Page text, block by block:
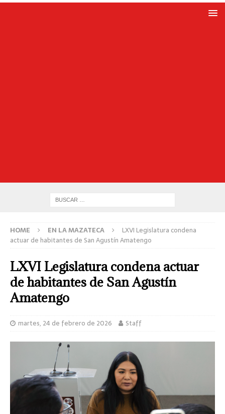
HOME EN LA MAZATECA
LXVI Legislatura condena
actuar de habitantes de San Agustín Amatengo
LXVI Legislatura condena actuar
de habitantes de San Agustín
Amatengo
martes, 24 de febrero de 2026 Staff